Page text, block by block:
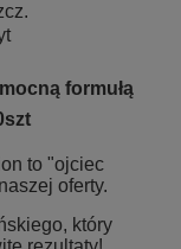
formułą
to "ojciec
oferty.
który